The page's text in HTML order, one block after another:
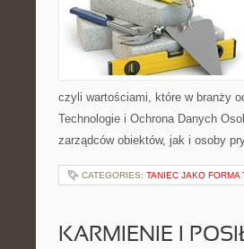
czyli wartościami, które w branży
Technologie i Ochrona Danych
zarządców obiektów, jak i osoby
CATEGORIES: TANIEC JAKO FORMA
KARMIENIE I